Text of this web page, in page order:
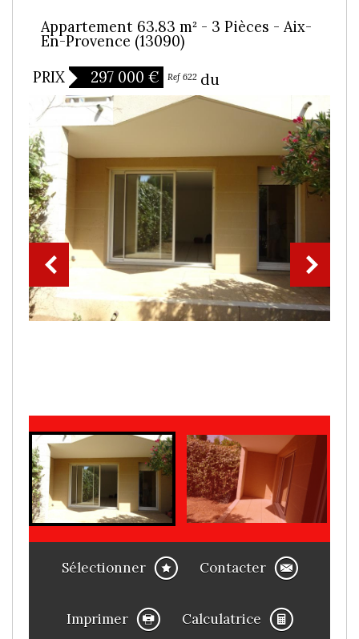
Appartement 63.83 m² - 3 Pièces - Aix-
En-Provence (13090)
PRIX
297 000 € Ref 622
Bien vendu
Sélectionner Contacter
Imprimer Calculatrice